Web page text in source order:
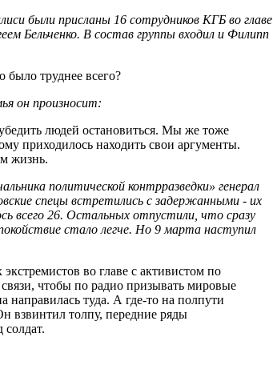
были присланы 16 сотрудников КГБ во главе
Бельченко. В состав группы входил и Филипп
труднее всего?
он произносит:
людей остановиться. Мы же тоже
приходилось находить свои аргументы.
жизнь.
политической контрразведки» генерал
спецы встретились с задержанными - их
всего 26. Остальных отпустили, что сразу
стало легче. Но 9 марта наступил
во главе с активистом по
чтобы по радио призывать мировые
туда. А где-то на полпути
взвинтил толпу, передние ряды